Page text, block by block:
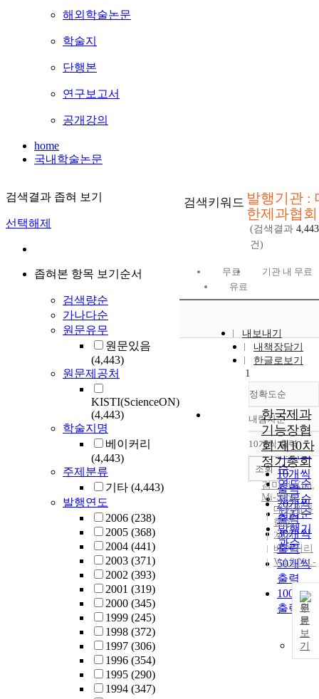
해외학술논문
학술지
단행본
연구보고서
공개강의
home
국내학술논문
검색결과 좁혀 보기
선택해제
좁혀본 항목 보기순서
검색량순
가나다순
원문유무
원문있음
(4,443)
원문제공처
KISTI(ScienceON)
(4,443)
학술지명
베이커리
(4,443)
주제분류
기타 (4,443)
발행연도
2006 (238)
2005 (368)
2004 (441)
2003 (371)
2002 (393)
2001 (319)
2000 (345)
1999 (245)
1998 (372)
1997 (306)
1996 (354)
1995 (290)
1994 (347)
검색키워드 발행기관 :
한제과협회
(검색결과 4,443
건)
무료
기관 내 무료
유료
내보내기
내책장담기
한글로보기
정확도순
정확도
순
인기도
순
연도순
제목순
저자순
발행기
관순
내림차순
내림차
10개씩 출력
10개씩
출력
20개씩
출력
30개씩
출력
50개씩
출력
100개씩
출력
조회
1
한국제과
기능장협
회 제10차
정기총회
김미선,Kim,
Mi-Seon
대한제과
협회
2005
베이커리
Vol.8 No.-
원
문
보
기